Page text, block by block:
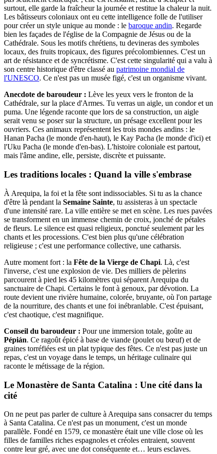
surtout, elle garde la fraîcheur la journée et restitue la chaleur la nuit.
Les bâtisseurs coloniaux ont eu cette intelligence folle de l'utiliser
pour créer un style unique au monde : le baroque andin. Regarde
bien les façades de l'église de la Compagnie de Jésus ou de la
Cathédrale. Sous les motifs chrétiens, tu devineras des symboles
locaux, des fruits tropicaux, des figures précolombiennes. C'est un
art de résistance et de syncrétisme. C'est cette singularité qui a valu à
son centre historique d'être classé au patrimoine mondial de
l'UNESCO. Ce n'est pas un musée figé, c'est un organisme vivant.
Anecdote de baroudeur : Lève les yeux vers le fronton de la
Cathédrale, sur la place d'Armes. Tu verras un aigle, un condor et un
puma. Une légende raconte que lors de sa construction, un aigle
serait venu se poser sur la structure, un présage excellent pour les
ouvriers. Ces animaux représentent les trois mondes andins : le
Hanan Pacha (le monde d'en-haut), le Kay Pacha (le monde d'ici) et
l'Uku Pacha (le monde d'en-bas). L'histoire coloniale est partout,
mais l'âme andine, elle, persiste, discrète et puissante.
Les traditions locales : Quand la ville s'embrase
À Arequipa, la foi et la fête sont indissociables. Si tu as la chance
d'être là pendant la Semaine Sainte, tu assisteras à un spectacle
d'une intensité rare. La ville entière se met en scène. Les rues pavées
se transforment en un immense chemin de croix, jonché de pétales
de fleurs. Le silence est quasi religieux, ponctué seulement par les
chants et les processions. C'est bien plus qu'une célébration
religieuse ; c'est une performance collective, une catharsis.
Autre moment fort : la Fête de la Vierge de Chapi. Là, c'est
l'inverse, c'est une explosion de vie. Des milliers de pèlerins
parcourent à pied les 45 kilomètres qui séparent Arequipa du
sanctuaire de Chapi. Certains le font à genoux, par dévotion. La
route devient une rivière humaine, colorée, bruyante, où l'on partage
de la nourriture, des chants et une foi inébranlable. C'est épuisant,
c'est chaotique, c'est magnifique.
Conseil du baroudeur : Pour une immersion totale, goûte au
Pépián. Ce ragoût épicé à base de viande (poulet ou bœuf) et de
graines torréfiées est un plat typique des fêtes. Ce n'est pas juste un
repas, c'est un voyage dans le temps, un héritage culinaire qui
raconte le métissage de la région.
Le Monastère de Santa Catalina : Une cité dans la
cité
On ne peut pas parler de culture à Arequipa sans consacrer du temps
à Santa Catalina. Ce n'est pas un monument, c'est un monde
parallèle. Fondé en 1579, ce monastère était une ville close où les
filles de familles riches espagnoles et créoles entraient, souvent
contre leur gré, avec une dot conséquente et… leurs esclaves.